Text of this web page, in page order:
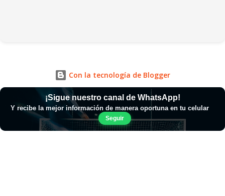
Con la tecnología de Blogger
¡Sigue nuestro canal de WhatsApp!
Y recibe la mejor información de manera oportuna en tu celular
Seguir